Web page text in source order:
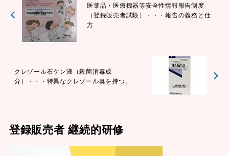
医薬品・医療機器等安全性情報報告制度
（登録販売者試験）・・・報告の義務と仕
方
クレゾール石ケン液（殺菌消毒成
分）・・・特異なクレゾール臭を持つ。
登録販売者 継続的研修